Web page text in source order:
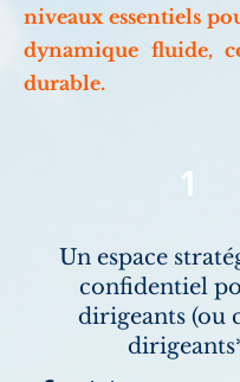
niveaux essentiels
dynamique fluide,
durable.
1
Un espace
confidentiel
dirigeants (ou